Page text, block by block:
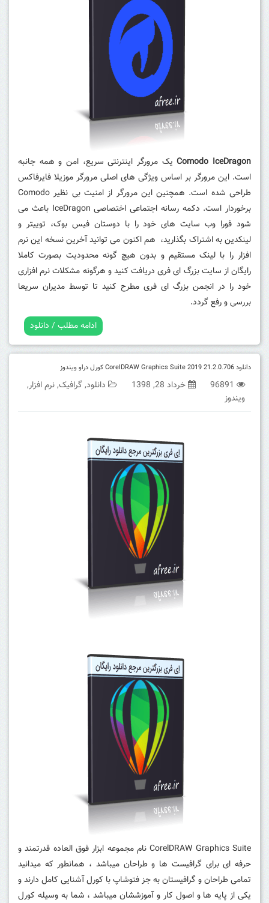
Comodo IceDragonیک مرورگر اینترنتی سریع، امن و همه جانبه
است. این مرورگر بر اساس ویژگی های اصلی مرورگر موزیلا فایرفاکس
طراحی شده است.
همچنین این مرورگر از امنیت بی نظیر Comodo
برخوردار است.
دکمه رسانه اجتماعی اختصاصی IceDragon باعث می
شود فورا وب سایت های خود را با دوستان فیس بوک، توییتر و
لینکدین به اشتراک بگذارید، هم اکنون می توانید آخرین نسخه این نرم
افزار را با لینک مستقیم و بدون هیچ گونه محدودیت بصورت کاملا
رایگان از سایت بزرگ ای فری دریافت کنید و هرگونه مشکلات نرم افزاری
خود را در انجمن بزرگ ای فری مطرح کنید تا توسط مدیران سریعا
بررسی و رفع گردد.
ادامه مطلب / دانلود
دانلود CorelDRAW Graphics Suite 2019 21.2.0.706 کورل دراو ویندوز
96891 خرداد 28, 1398 دانلود, گرافیک,نرم افزار,
ویندوز
CorelDRAW Graphics Suite نام مجموعه ابزار فوق العاده قدرتمند و
حرفه ای برای گرافیست ها و طراحان میباشد ، همانطور که میدانید
تمامی طراحان و گرافیستان به جز فتوشاپ با کورل آشنایی کامل دارند و
یکی از پایه ها و اصول کار و آموزششان میباشد ، شما به وسیله کورل